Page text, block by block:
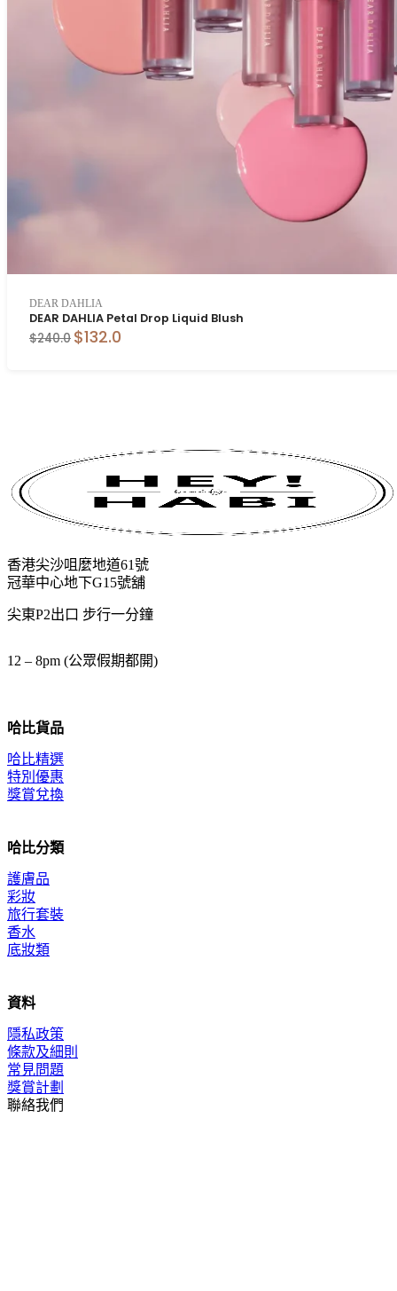
DEAR DAHLIA
DEAR DAHLIA Petal Drop Liquid Blush
$240.0 $132.0
哈比貨品
哈比精選
特別優惠
獎賞兌換
哈比分類
護膚品
彩妝
旅行套裝
香水
底妝類
資料
隱私政策
條款及細則
常見問題
獎賞計劃
聯絡我們
香港尖沙咀麼地道61號
冠華中心地下G15號舖
尖東P2出口 步行一分鐘
12 – 8pm (公眾假期都開)